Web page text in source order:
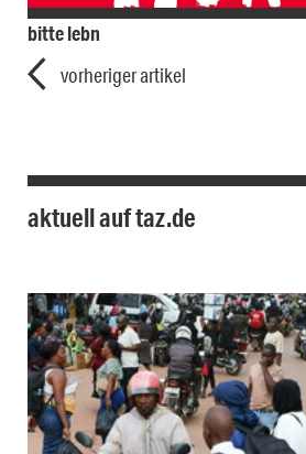
bitte lebn
vorheriger artikel
aktuell auf taz.de